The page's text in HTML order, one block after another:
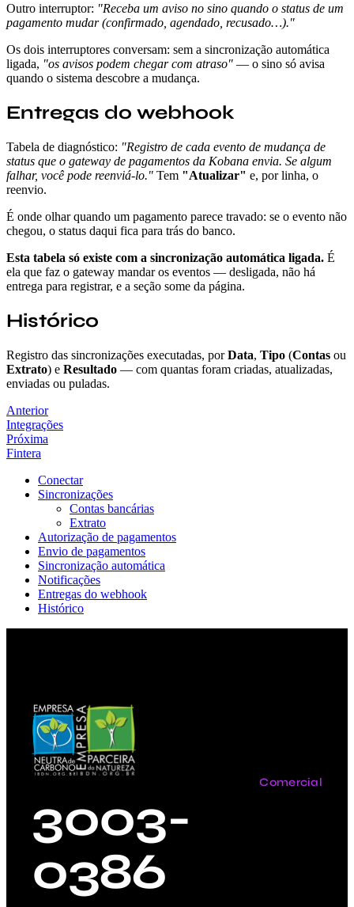
Outro interruptor: "Receba um aviso no sino quando o status de um
pagamento mudar (confirmado, agendado, recusado…)."
Os dois interruptores conversam: sem a sincronização automática
ligada, "os avisos podem chegar com atraso" — o sino só avisa
quando o sistema descobre a mudança.
Entregas do webhook
Tabela de diagnóstico: "Registro de cada evento de mudança de
status que o gateway de pagamentos da Kobana envia. Se algum
falhar, você pode reenviá-lo." Tem "Atualizar" e, por linha, o
reenvio.
É onde olhar quando um pagamento parece travado: se o evento não
chegou, o status daqui fica para trás do banco.
Esta tabela só existe com a sincronização automática ligada. É
ela que faz o gateway mandar os eventos — desligada, não há
entrega para registrar, e a seção some da página.
Histórico
Registro das sincronizações executadas, porData, Tipo (Contas ou
Extrato) e Resultado — com quantas foram criadas, atualizadas,
enviadas ou puladas.
Anterior
Integrações
Próxima
Fintera
Conectar
Sincronizações
Contas bancárias
Extrato
Autorização de pagamentos
Envio de pagamentos
Sincronização automática
Notificações
Entregas do webhook
Histórico
Comercial
3003-
0386